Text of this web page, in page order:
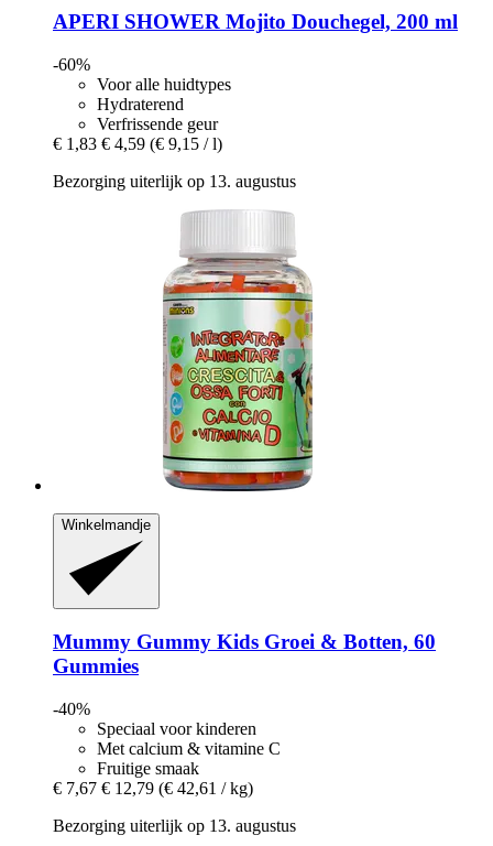
APERI SHOWER Mojito Douchegel, 200 ml
-60%
Voor alle huidtypes
Hydraterend
Verfrissende geur
€ 1,83 € 4,59 (€ 9,15 / l)
Bezorging uiterlijk op 13. augustus
Winkelmandje
Mummy Gummy Kids Groei & Botten, 60
Gummies
-40%
Speciaal voor kinderen
Met calcium & vitamine C
Fruitige smaak
€ 7,67 € 12,79 (€ 42,61 / kg)
Bezorging uiterlijk op 13. augustus